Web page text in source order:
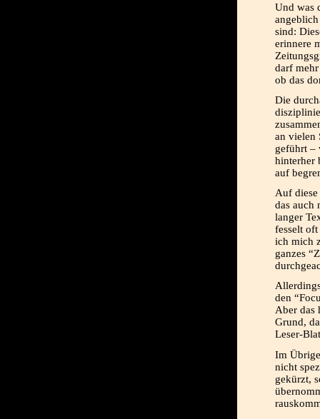
Und was
sind:
erinnere
darf
ob das
Die
an vielen
geführt –
hinterher
auf
Auf
das auch
langer
fesselt
ich mich
ganzes
den
Aber das
Grund,
Leser-
Im
nicht
gekürzt,